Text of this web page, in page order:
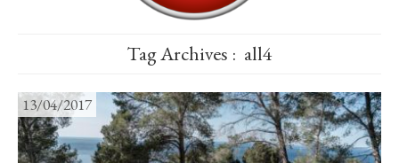
Tag Archives : all4
13/04/2017